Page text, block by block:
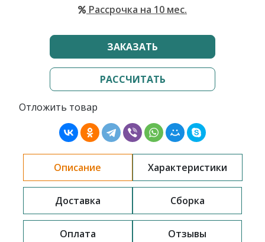
Рассрочка на 10 мес.
ЗАКАЗАТЬ
РАССЧИТАТЬ
Отложить товар
Описание Характеристики
Доставка Сборка
Оплата Отзывы